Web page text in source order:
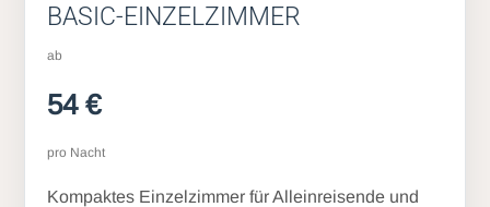
BASIC-EINZELZIMMER
ab
54 €
pro Nacht
Kompaktes Einzelzimmer für Alleinreisende und